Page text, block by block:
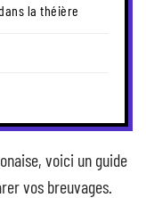
la théière
voici un guide
vos breuvages.